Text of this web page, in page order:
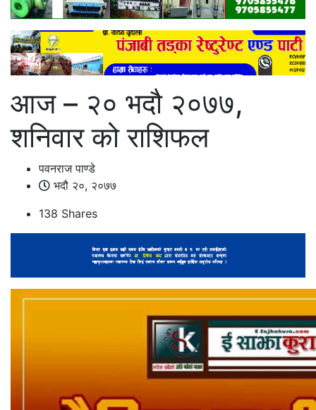
आज – २० भदौ २०७७,
शनिवार को राशिफल
पवनराज पाण्डे
भदौ २०, २०७७
138 Shares